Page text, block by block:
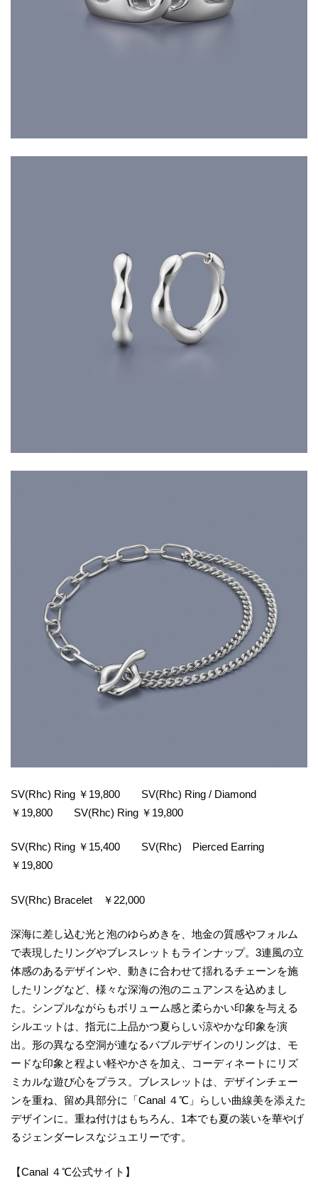
SV(Rhc) Ring ￥19,800 SV(Rhc) Ring / Diamond
￥19,800 SV(Rhc) Ring ￥19,800
SV(Rhc) Ring ￥15,400 SV(Rhc) Pierced Earring
￥19,800
SV(Rhc) Bracelet ￥22,000
深海に差し込む光と泡のゆらめきを、地金の質感やフォルム
で表現したリングやブレスレットもラインナップ。3連風の立
体感のあるデザインや、動きに合わせて揺れるチェーンを施
したリングなど、様々な深海の泡のニュアンスを込めまし
た。シンプルながらもボリューム感と柔らかい印象を与える
シルエットは、指元に上品かつ夏らしい涼やかな印象を演
出。形の異なる空洞が連なるバブルデザインのリングは、モ
ードな印象と程よい軽やかさを加え、コーディネートにリズ
ミカルな遊び心をプラス。ブレスレットは、デザインチェー
ンを重ね、留め具部分に「Canal ４℃」らしい曲線美を添えた
デザインに。重ね付けはもちろん、1本でも夏の装いを華やげ
るジェンダーレスなジュエリーです。
【Canal ４℃公式サイト】